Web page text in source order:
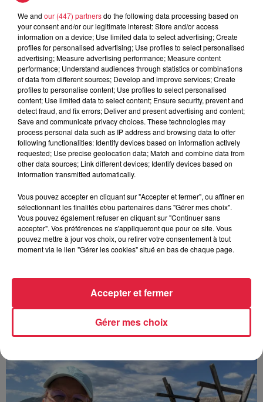
A lire aussi
6h38
Les sentiers poussettes de la Vallée
de Villé
6 août 2026
À Hoerdt, de l’eau brune sort des
robinets
6 août 2026
Tags antisémites à Strasbourg :
Catherine Trautmann réagit
À découvrir également
We and our (447) partnersdo the following data processing based on
your consent and/or our legitimate interest: Store and/or access
information on a device; Use limited data to select advertising; Create
profiles for personalised advertising; Use profiles to select personalised
advertising; Measure advertising performance; Measure content
performance; Understand audiences through statistics or combinations
of data from different sources; Develop and improve services; Create
profiles to personalise content; Use profiles to select personalised
content; Use limited data to select content; Ensure security, prevent and
detect fraud, and fix errors; Deliver and present advertising and content;
Save and communicate privacy choices. These technologies may
process personal data such as IP address and browsing data to offer
following functionalities: Identify devices based on information actively
requested; Use precise geolocation data; Match and combine data from
other data sources; Link different devices; Identify devices based on
information transmitted automatically.
Vous pouvez accepter en cliquant sur "Accepter et fermer", ou affiner en
sélectionnant les finalités et/ou partenaires dans "Gérer mes choix".
Vous pouvez également refuser en cliquant sur "Continuer sans
accepter". Vos préférences ne s'appliqueront que pour ce site. Vous
pouvez mettre à jour vos choix, ou retirer votre consentement à tout
moment via le lien "Gérer les cookies" situé en bas de chaque page.
Gérer mes choix
Accepter et fermer